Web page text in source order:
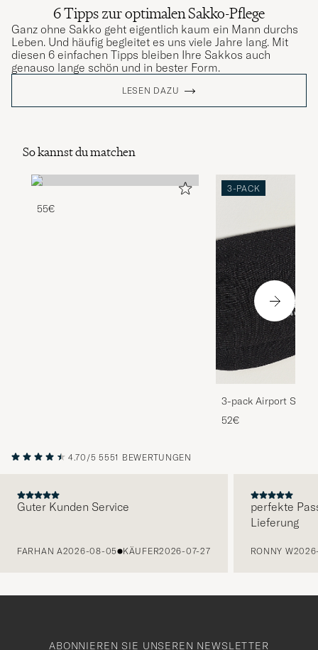
6 Tipps zur optimalen Sakko-Pflege
Ganz ohne Sakko geht eigentlich kaum ein Mann durchs
Leben. Und häufig begleitet es uns viele Jahre lang. Mit
diesen 6 einfachen Tipps bleiben Ihre Sakkos auch
genauso lange schön und in bester Form.
LESEN DAZU
So kannst du matchen
55€
3-PACK
3-pack Airport
Melange
52€
4.70/5 5551 BEWERTUNGEN
Guter Kunden Service
FARHAN A2026-08-05 KÄUFER2026-07-27
perfekte
Lieferung
RONNY W
ABONNIEREN SIE UNSEREN NEWSLETTER